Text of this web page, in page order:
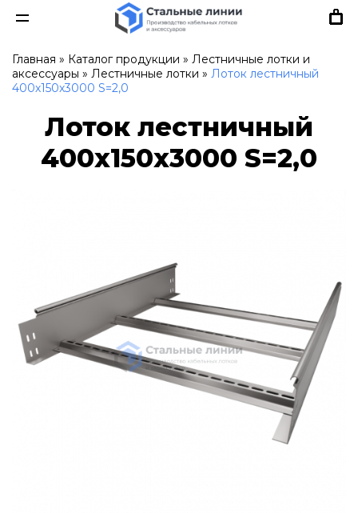
Главная » Каталог продукции » Лестничные лотки и
аксессуары » Лестничные лотки » Лоток лестничный
400х150х3000 S=2,0
Лоток лестничный
400х150х3000 S=2,0